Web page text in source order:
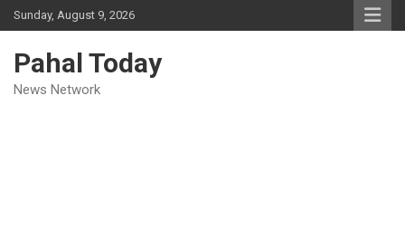
Skip
to
Sunday, August 9, 2026
Pahal Today
News Network